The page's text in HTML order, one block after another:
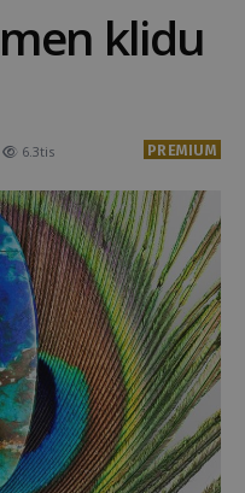
klidu
6.3tis PREMIUM